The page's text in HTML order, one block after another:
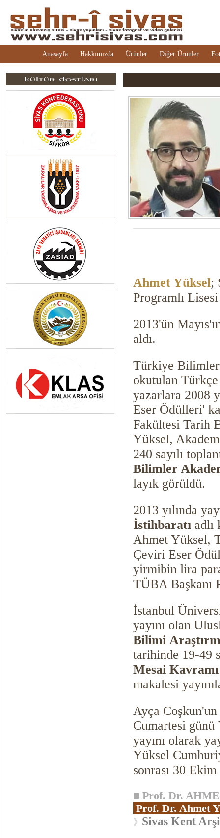
Anasayfa Hakkımızda Ürünler Diğer Ürünler
Ahmet Yüksel;
Programlı
2013'ün
aldı.
Türkiye Bilimler
okutulan
yazarlara 2008
Eser Ödülleri'
Fakültesi Tarih
Yüksel,
240 sayılı
Bilimler
layık görüldü.
2013 yılında
İstihbaratı adlı
Ahmet Yüksel,
Çeviri Eser
yirmibin lira
TÜBA Başkanı
İstanbul
yayını olan
Bilimi
tarihinde 19-49
Mesai
makalesi
Ayça
Cumartesi
yayını olarak
Yüksel
sonrası 30
■ Prof. Dr.
Prof. Dr. Ahmet
》 Sivas Kent